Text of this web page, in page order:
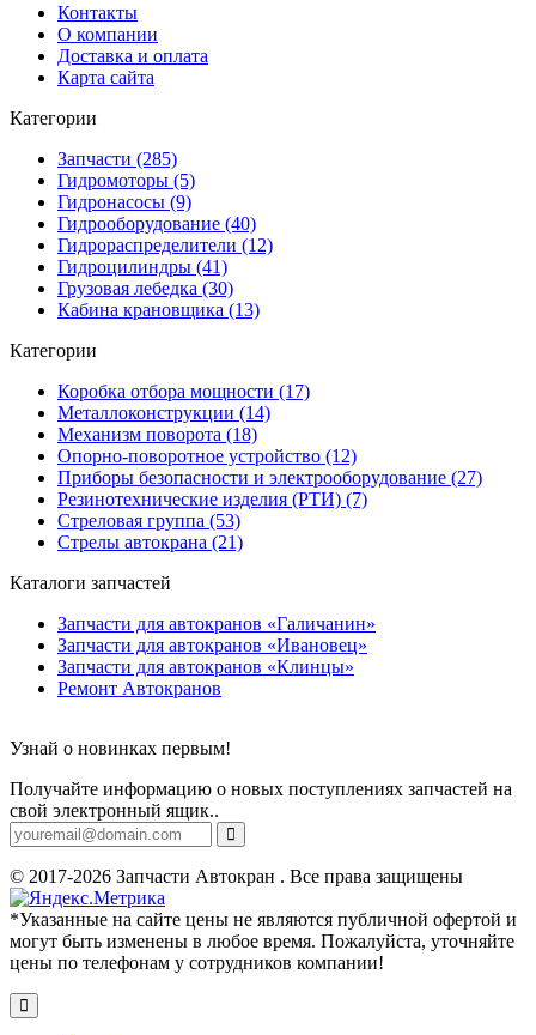
Контакты
О компании
Доставка и оплата
Карта сайта
Категории
Запчасти (285)
Гидромоторы (5)
Гидронасосы (9)
Гидрооборудование (40)
Гидрораспределители (12)
Гидроцилиндры (41)
Грузовая лебедка (30)
Кабина крановщика (13)
Категории
Коробка отбора мощности (17)
Металлоконструкции (14)
Механизм поворота (18)
Опорно-поворотное устройство (12)
Приборы безопасности и электрооборудование (27)
Резинотехнические изделия (РТИ) (7)
Стреловая группа (53)
Стрелы автокрана (21)
Каталоги запчастей
Запчасти для автокранов «Галичанин»
Запчасти для автокранов «Ивановец»
Запчасти для автокранов «Клинцы»
Ремонт Автокранов
Узнай о новинках первым!
Получайте информацию о новых поступлениях запчастей на
свой электронный ящик..
© 2017-2026 Запчасти Автокран . Все права защищены
*Указанные на сайте цены не являются публичной офертой и
могут быть изменены в любое время. Пожалуйста, уточняйте
цены по телефонам у сотрудников компании!